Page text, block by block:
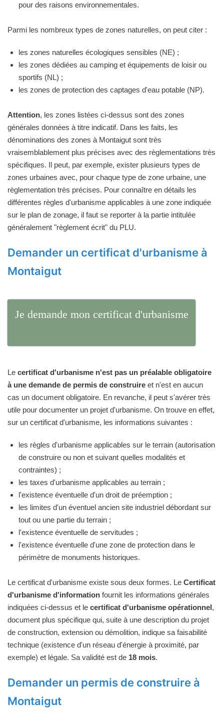
pour des raisons environnementales.
Parmi les nombreux types de zones naturelles, on peut citer :
les zones naturelles écologiques sensibles (NE) ;
les zones dédiées au camping et équipements de loisir ou
sportifs (NL) ;
les zones de protection des captages d'eau potable (NP).
Attention, les zones listées ci-dessus sont des zones
générales données à titre indicatif. Dans les faits, les
dénominations des zones à Montaigut sont très
vraisemblablement plus précises avec des règlementations très
spécifiques. Il peut, par exemple, exister plusieurs types de
zones urbaines avec, pour chaque type de zone urbaine, une
règlementation très précises. Pour connaître en détails les
différentes règles d'urbanisme applicables à une zone indiquée
sur le plan de zonage, il faut se reporter à la partie intitulée
généralement "règlement écrit" du PLU.
Demander un certificat d'urbanisme à
Montaigut
Je demande mon certificat d'urbanisme
Le certificat d'urbanisme n'est pas un préalable obligatoire
à une demande de permis de construire et n'est en aucun
cas un document obligatoire. En revanche, il peut s'avérer très
utile pour documenter un projet d'urbanisme. On trouve en effet,
sur un certificat d'urbanisme, les informations suivantes :
les règles d'urbanisme applicables sur le terrain (autorisation
de construire ou non et suivant quelles modalités et
contraintes) ;
les taxes d'urbanisme applicables au terrain ;
l'existence éventuelle d'un droit de préemption ;
les limites d'un éventuel ancien site industriel débordant sur
tout ou une partie du terrain ;
l'existence éventuelle de servitudes ;
l'existence éventuelle d'une zone de protection dans le
périmètre de monuments historiques.
Le certificat d'urbanisme existe sous deux formes. Le Certificat
d'urbanisme d'information fournit les informations générales
indiquées ci-dessus et le certificat d'urbanisme opérationnel,
document plus spécifique qui, suite à une description du projet
de construction, extension ou démolition, indique sa faisabilité
technique (existence d'un réseau d'énergie à proximité, par
exemple) et légale. Sa validité est de 18 mois.
Demander un permis de construire à
Montaigut